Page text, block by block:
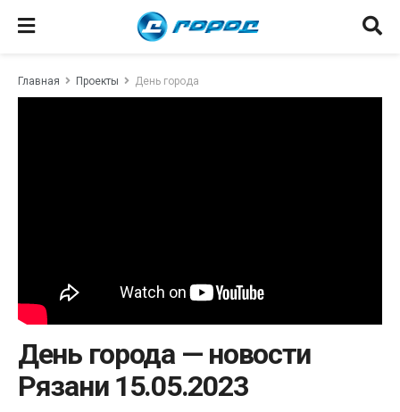
Главная Проекты День города
День города — новости
Рязани 15.05.2023